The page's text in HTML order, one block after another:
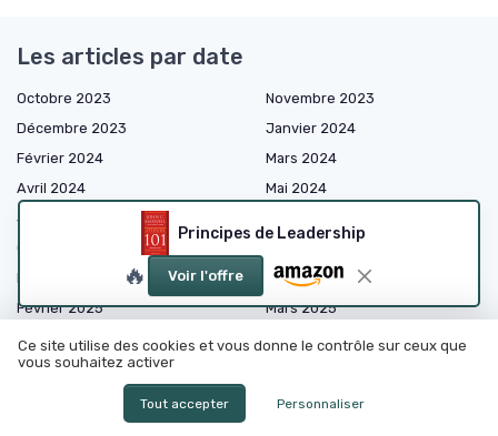
Principes de Leadership
🔥 Voir l'offre
Les articles par date
Octobre 2023
Novembre 2023
Décembre 2023
Janvier 2024
Février 2024
Mars 2024
Avril 2024
Mai 2024
Juin 2024
Octobre 2024
Novembre 2024
Décembre 2024
Janvier 2025
Février 2025
Mars 2025
Avril 2025
Mai 2025
Juin 2025
Septembre 2025
Ce site utilise des cookies et vous donne le contrôle sur ceux que
vous souhaitez activer
Tout accepter Personnaliser